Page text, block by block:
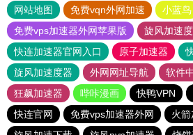
网站地图 免费vqn外网加速
小蓝鸟
免费vps加速器外网苹果版
旋风加速
快连加速器官网入口
原子加速器
旋风加速度器
外网网址导航 软件
狂飙加速器
哔咔漫画 快鸭VPN
快连官网
免费vps加速器外网
火